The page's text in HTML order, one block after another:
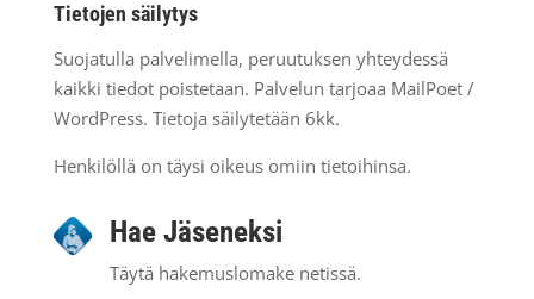
Tietojen säilytys
Suojatulla palvelimella, peruutuksen yhteydessä
kaikki tiedot poistetaan. Palvelun tarjoaa MailPoet /
WordPress. Tietoja säilytetään 6kk.
Henkilöllä on täysi oikeus omiin tietoihinsa.
Hae Jäseneksi
Täytä hakemuslomake netissä.